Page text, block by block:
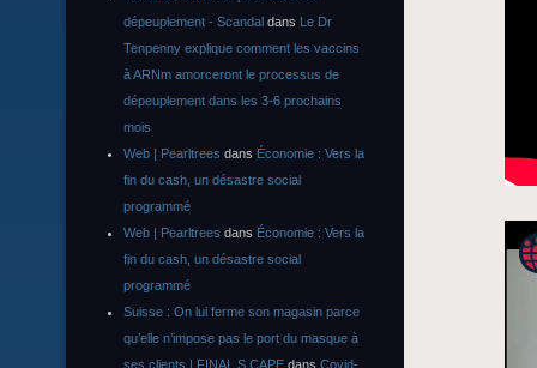
dépeuplement - Scandal dans Le Dr
Tenpenny explique comment les vaccins
à ARNm amorceront le processus de
dépeuplement dans les 3-6 prochains
mois
Web | Pearltrees dans Économie : Vers la
fin du cash, un désastre social
programmé
Web | Pearltrees dans Économie : Vers la
fin du cash, un désastre social
programmé
Suisse : On lui ferme son magasin parce
qu’elle n’impose pas le port du masque à
ses clients | FINAL S CAPE dans Covid-